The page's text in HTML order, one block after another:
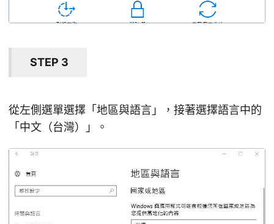
STEP 3
從左側選單選擇「地區與語言」，接著選擇語言中的
「中文（台灣）」。